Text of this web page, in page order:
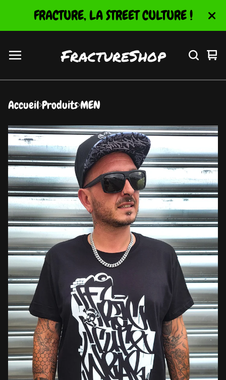
FRACTURE, LA STREET CULTURE !
FractureShop
le
0
Accueil ProduitsMEN